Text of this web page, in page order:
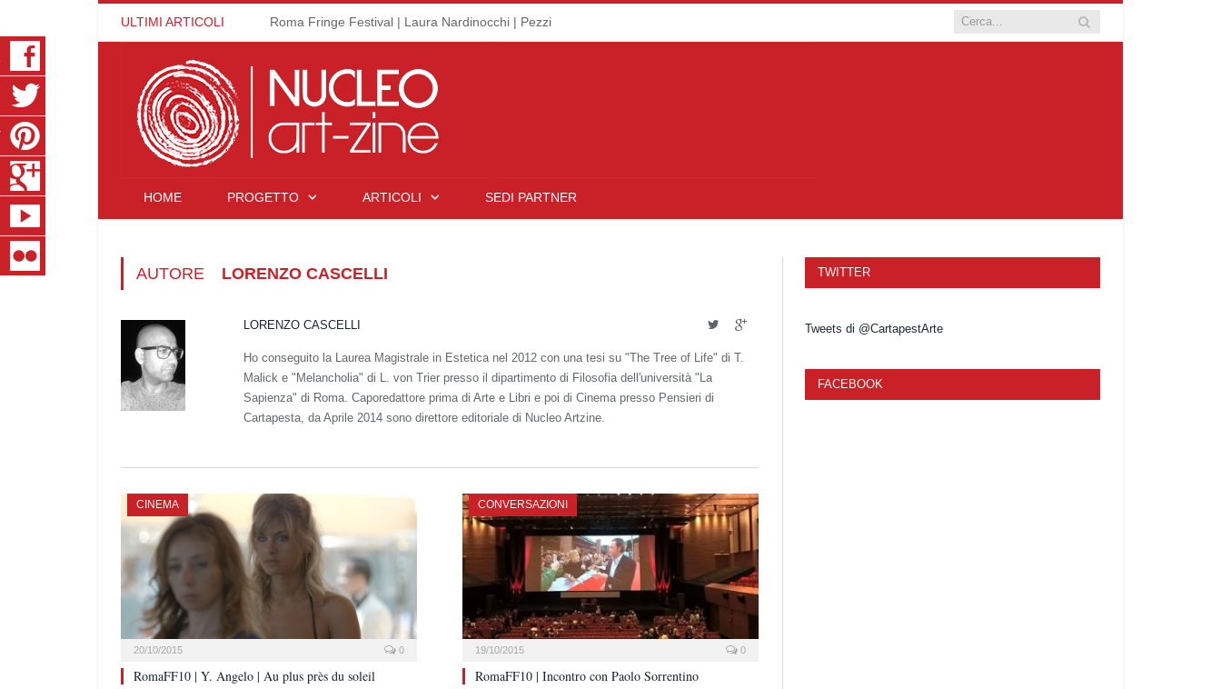
ULTIMI ARTICOLI Roma Fringe Festival | Laura Nardinocchi | Pezzi
HOME PROGETTO ARTICOLI SEDI PARTNER
AUTORE LORENZO CASCELLI
LORENZO CASCELLI TwitterGoogle+
Ho conseguito la Laurea Magistrale in Estetica nel 2012 con una tesi su "The Tree of Life" di T.
Malick e "Melancholia" di L. von Trier presso il dipartimento di Filosofia dell'università "La
Sapienza" di Roma. Caporedattore prima di Arte e Libri e poi di Cinema presso Pensieri di
Cartapesta, da Aprile 2014 sono direttore editoriale di Nucleo Artzine.
CINEMA
20/10/2015 0
RomaFF10 | Y. Angelo | Au plus près du soleil
CONVERSAZIONI
19/10/2015 0
RomaFF10 | Incontro con Paolo Sorrentino
TWITTER
Tweets di @CartapestArte
FACEBOOK